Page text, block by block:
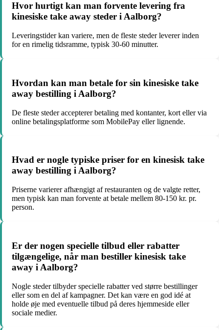
Hvor hurtigt kan man forvente levering fra
kinesiske take away steder i Aalborg?
Leveringstider kan variere, men de fleste steder leverer inden
for en rimelig tidsramme, typisk 30-60 minutter.
Hvordan kan man betale for sin kinesiske take
away bestilling i Aalborg?
De fleste steder accepterer betaling med kontanter, kort eller via
online betalingsplatforme som MobilePay eller lignende.
Hvad er nogle typiske priser for en kinesisk take
away bestilling i Aalborg?
Priserne varierer afhængigt af restauranten og de valgte retter,
men typisk kan man forvente at betale mellem 80-150 kr. pr.
person.
Er der nogen specielle tilbud eller rabatter
tilgængelige, når man bestiller kinesisk take
away i Aalborg?
Nogle steder tilbyder specielle rabatter ved større bestillinger
eller som en del af kampagner. Det kan være en god idé at
holde øje med eventuelle tilbud på deres hjemmeside eller
sociale medier.